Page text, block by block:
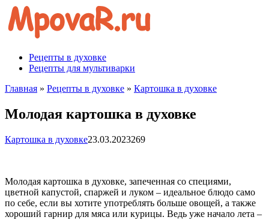
Перейти
контенту
Рецепты в духовке
Рецепты для мультиварки
Главная » Рецепты в духовке » Картошка в духовке
Молодая картошка в духовке
Картошка в духовке23.03.2023269
Молодая картошка в духовке, запеченная со специями,
цветной капустой, спаржей и луком – идеальное блюдо само
по себе, если вы хотите употреблять больше овощей, а также
хороший гарнир для мяса или курицы. Ведь уже начало лета –